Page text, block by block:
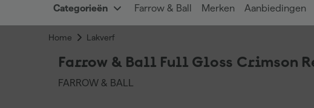
Categorieën Farrow & Ball Merken Aanbiedingen
Home Lakverf
Farrow & Ball Full Gloss Crimson
FARROW & BALL